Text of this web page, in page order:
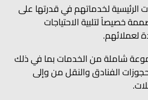
الرئيسية لخدماتهم في قدرتها على
خصيصاً لتلبية الاحتياجات
لعملائهم.
شاملة من الخدمات بما في ذلك
الفنادق والنقل من وإلى